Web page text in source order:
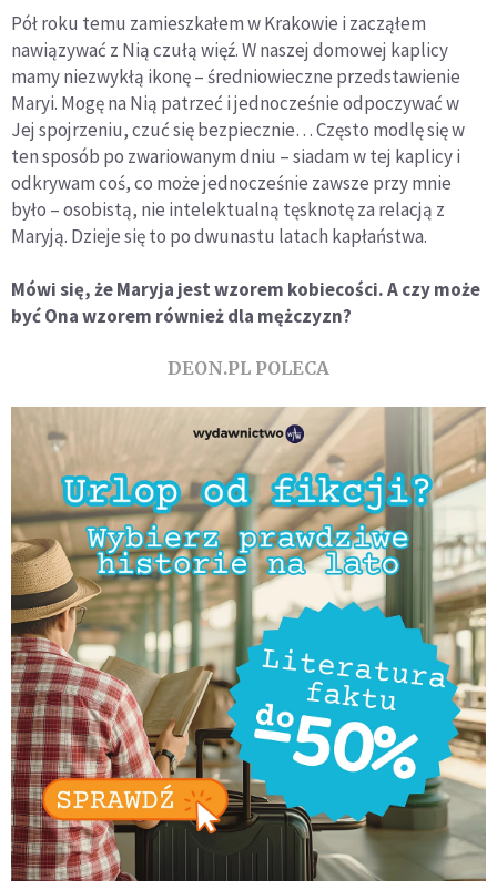
Pół roku temu zamieszkałem w Krakowie i zacząłem
nawiązywać z Nią czułą więź. W naszej domowej kaplicy
mamy niezwykłą ikonę – średniowieczne przedstawienie
Maryi. Mogę na Nią patrzeć i jednocześnie odpoczywać w
Jej spojrzeniu, czuć się bezpiecznie… Często modlę się w
ten sposób po zwariowanym dniu – siadam w tej kaplicy i
odkrywam coś, co może jednocześnie zawsze przy mnie
było – osobistą, nie intelektualną tęsknotę za relacją z
Maryją. Dzieje się to po dwunastu latach kapłaństwa.
Mówi się, że Maryja jest wzorem kobiecości. A czy może
być Ona wzorem również dla mężczyzn?
DEON.PL POLECA